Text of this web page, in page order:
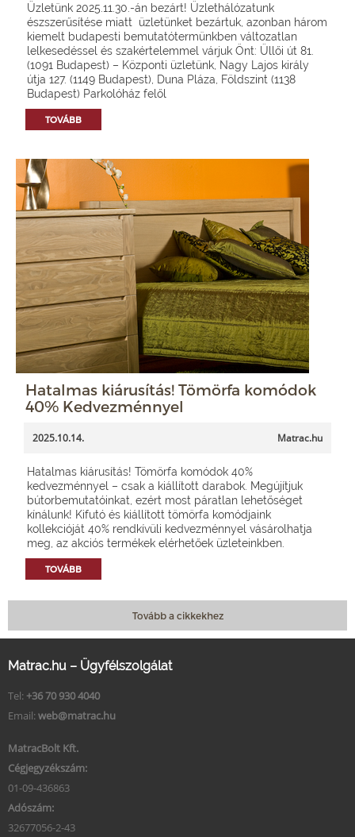
Üzletünk 2025.11.30.-án bezárt! Üzlethálózatunk
észszerűsítése miatt üzletünket bezártuk, azonban három
kiemelt budapesti bemutatótermünkben változatlan
lelkesedéssel és szakértelemmel várjuk Önt: Üllői út 81.
(1091 Budapest) – Központi üzletünk, Nagy Lajos király
útja 127. (1149 Budapest), Duna Pláza, Földszint (1138
Budapest) Parkolóház felől
TOVÁBB
Hatalmas kiárusítás! Tömörfa komódok
40% Kedvezménnyel
2025.10.14. Matrac.hu
Hatalmas kiárusítás! Tömörfa komódok 40%
kedvezménnyel – csak a kiállított darabok. Megújítjuk
bútorbemutatóinkat, ezért most páratlan lehetőséget
kínálunk! Kifutó és kiállított tömörfa komódjaink
kollekcióját 40% rendkívüli kedvezménnyel vásárolhatja
meg, az akciós termékek elérhetőek üzleteinkben.
TOVÁBB
Tovább a cikkekhez
Matrac.hu – Ügyfélszolgálat
Tel: +36 70 930 4040
Email: web@matrac.hu
MatracBolt Kft.
Cégjegyzékszám:
01-09-436863
Adószám:
32677056-2-43